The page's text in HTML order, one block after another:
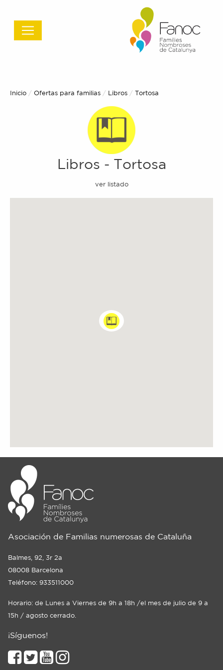
Inicio Ofertas para familias Libros Actual:
Tortosa
Libros - Tortosa
ver listado
Asociación de Familias numerosas de Cataluña
Balmes, 92, 3r 2a
08008 Barcelona
Teléfono: 933511000
Horario: de Lunes a Viernes de 9h a 18h /el mes de julio de 9 a
15h / agosto cerrado.
¡Síguenos!